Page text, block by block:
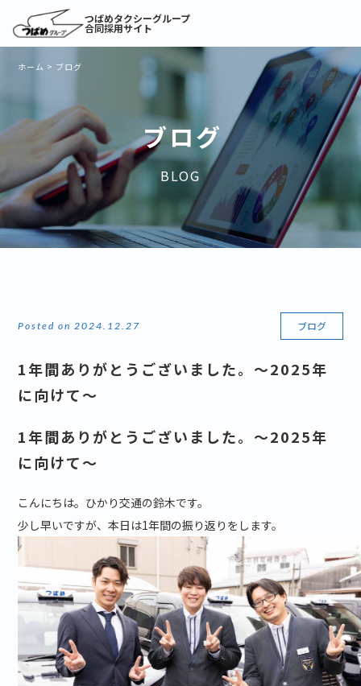
つばめタクシーグループ
合同採用サイト
ホーム > ブログ
ブログ
BLOG
Posted on 2024.12.27 ブログ
1年間ありがとうございました。～2025年
に向けて～
1年間ありがとうございました。～2025年
に向けて～
こんにちは。ひかり交通の鈴木です。
少し早いですが、本日は1年間の振り返りをします。